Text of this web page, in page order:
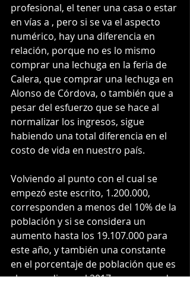
profesional, el tener una casa o estar
en vías a , pero si se va el aspecto
numérico, hay una diferencia en
relación, porque no es lo mismo
comprar una lechuga en la feria de
Calera, que comprar una lechuga en
Alonso de Córdova, o también que a
pesar del esfuerzo que se hace al
normalizar los ingresos, sigue
habiendo una total diferencia en el
costo de vida en nuestro país.
Volviendo al punto con el cual se
empezó este escrito, 1.200.000,
corresponden a menos del 10% de la
población y si se considera un
aumento hasta los 19.107.000 para
este año, y también una constante
en el porcentaje de población que es
clase media en el 2017, corresponde